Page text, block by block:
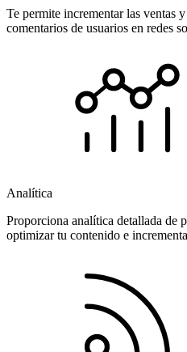
Te permite incrementar las ventas
comentarios de usuarios en redes
Analítica
Proporciona analítica detallada de
optimizar tu contenido e